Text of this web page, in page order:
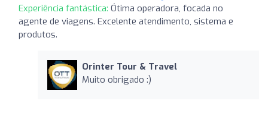
Experiência fantástica: Ótima operadora, focada no
agente de viagens. Excelente atendimento, sistema e
produtos.
Orinter Tour & Travel
Muito obrigado :)